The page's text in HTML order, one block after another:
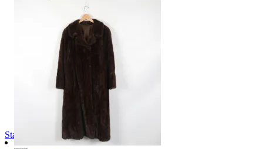
StadsmissionensSecondhandGbg